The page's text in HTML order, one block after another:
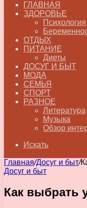
ГЛАВНАЯ
ЗДОРОВЬЕ
Психология
ОТДЫХ
ПИТАНИЕ
Диеты
ДОСУГ И БЫТ
МОДА
СЕМЬЯ
СПОРТ
РАЗНОЕ
Литература
Музыка
Обзор
Искать
Главная/Досуг и быт/
Досуг и быт
Как выбрать